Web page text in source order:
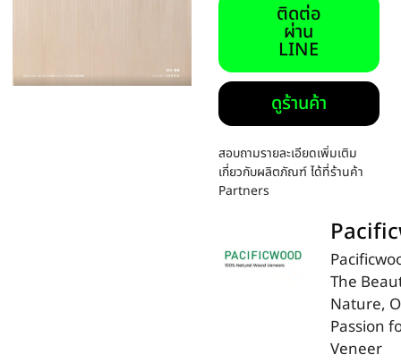
ติดต่อ
ผ่าน
LINE
ดูร้านค้า
สอบถามรายละเอียดเพิ่มเติม
เกี่ยวกับผลิตภัณฑ์ ได้ที่ร้านค้า
Partners
The
Nature,
Passion
Veneer